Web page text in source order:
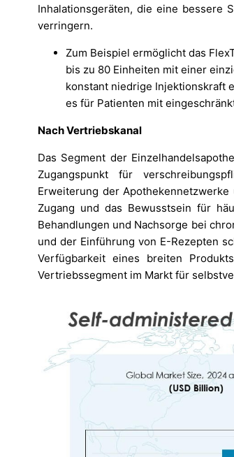
Inhalationsgeräten, die eine bessere
verringern.
Zum Beispiel ermöglicht das
bis zu 80 Einheiten mit einer
konstant niedrige Injektionskraft
es für Patienten mit
Nach Vertriebskanal
Das Segment der
Zugangspunkt für
Erweiterung der
Zugang und das Bewusstsein für
Behandlungen und Nachsorge bei
und der Einführung von E-Rezepten
Verfügbarkeit eines breiten
Vertriebssegment im Markt für